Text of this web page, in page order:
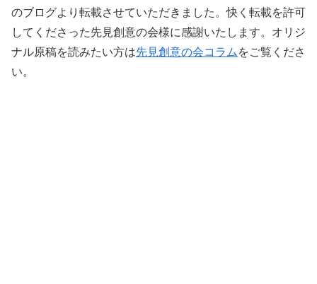
のブログより転載させていただきました。快く転載を許可
してくださった先見創意の会様に感謝いたします。オリジ
ナル原稿を読みたい方は先見創意の会コラム をご覧くださ
い。